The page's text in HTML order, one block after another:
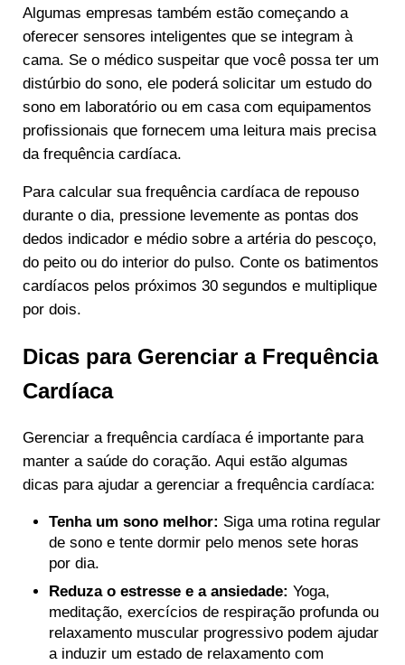
Algumas empresas também estão começando a
oferecer sensores inteligentes que se integram à
cama. Se o médico suspeitar que você possa ter um
distúrbio do sono, ele poderá solicitar um estudo do
sono em laboratório ou em casa com equipamentos
profissionais que fornecem uma leitura mais precisa
da frequência cardíaca.
Para calcular sua frequência cardíaca de repouso
durante o dia, pressione levemente as pontas dos
dedos indicador e médio sobre a artéria do pescoço,
do peito ou do interior do pulso. Conte os batimentos
cardíacos pelos próximos 30 segundos e multiplique
por dois.
Dicas para Gerenciar a Frequência
Cardíaca
Gerenciar a frequência cardíaca é importante para
manter a saúde do coração. Aqui estão algumas
dicas para ajudar a gerenciar a frequência cardíaca:
Tenha um sono melhor: Siga uma rotina regular
de sono e tente dormir pelo menos sete horas
por dia.
Reduza o estresse e a ansiedade: Yoga,
meditação, exercícios de respiração profunda ou
relaxamento muscular progressivo podem ajudar
a induzir um estado de relaxamento com